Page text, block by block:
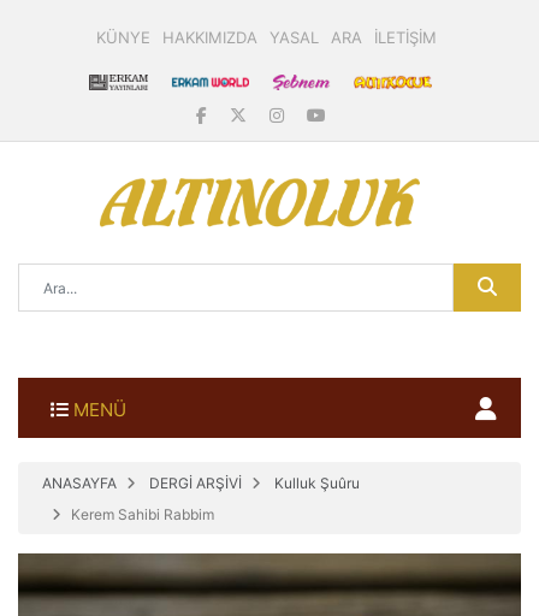
KÜNYE HAKKIMIZDA YASAL ARA İLETİŞİM
MENÜ
ANASAYFA DERGİ ARŞİVİ
Kulluk Şuûru
Kerem Sahibi Rabbim